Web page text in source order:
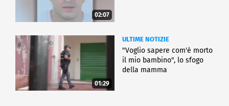
02:07
01:29
ULTIME NOTIZIE
"Voglio sapere com'è morto
il mio bambino", lo sfogo
della mamma